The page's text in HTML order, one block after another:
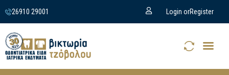
26910 29001 Login orRegister